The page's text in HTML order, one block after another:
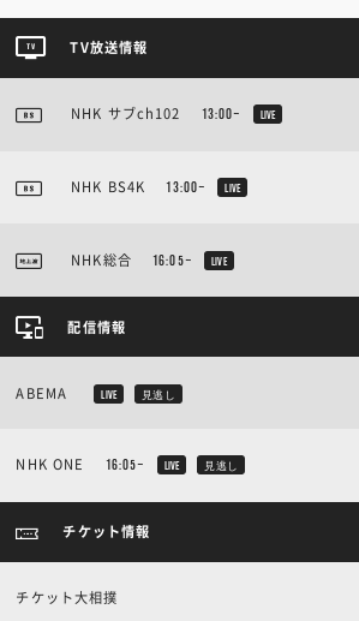
TV放送情報
NHK サブch102 13:00~ LIVE
NHK BS4K 13:00~ LIVE
NHK総合 16:05~ LIVE
配信情報
ABEMA LIVE 見逃し
NHK ONE 16:05~ LIVE 見逃し
チケット情報
チケット大相撲